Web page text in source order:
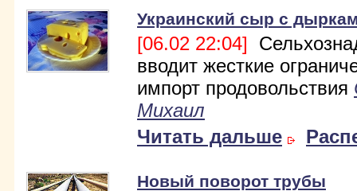
Украинский сыр с
[06.02 22:04]
вводит жесткие
импорт продовольствия
Михаил
Читать дальше
Новый поворот трубы